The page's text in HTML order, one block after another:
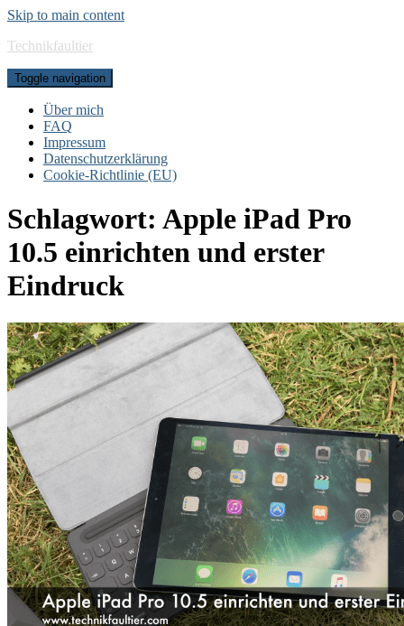
Skip to main content
Technikfaultier
Toggle navigation
Über mich
FAQ
Impressum
Datenschutzerklärung
Cookie-Richtlinie (EU)
Schlagwort: Apple iPad Pro
10.5 einrichten und erster
Eindruck